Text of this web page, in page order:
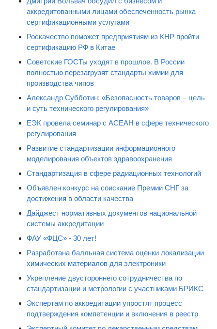
аккредитованными лицами обеспеченность рынка
сертификационными услугами
Роскачество поможет предприятиям из КНР пройти
сертификацию РФ в Китае
Советские ГОСТы уходят в прошлое. В России
полностью перезагрузят стандарты химии для
производства чипов
Александр Субботин: «Безопасность товаров – цель
и суть технического регулирования»
ЕЭК провела семинар с АСЕАН в сфере технического
регулирования
Развитие стандартизации информационного
моделирования объектов здравоохранения
Стандартизация в сфере радиационных технологий
Объявлен конкурс на соискание Премии СНГ за
достижения в области качества
Дайджест нормативных документов национальной
системы аккредитации
ФАУ «ФЦС» - 30 лет!
Разработана балльная система оценки локализации
химических материалов для электроники
Укрепление двустороннего сотрудничества по
стандартизации и метрологии с участниками БРИКС
Экспертам по аккредитации упростят процесс
подтверждения компетенции и включения в реестр